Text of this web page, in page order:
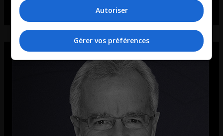
Autoriser
Gérer vos préférences